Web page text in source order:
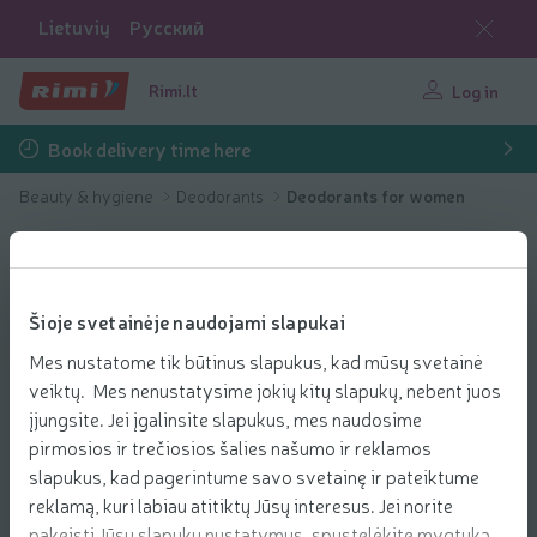
Šioje svetainėje naudojami slapukai
Mes nustatome tik būtinus slapukus, kad mūsų svetainė
veiktų. Mes nenustatysime jokių kitų slapukų, nebent juos
įjungsite. Jei įgalinsite slapukus, mes naudosime
pirmosios ir trečiosios šalies našumo ir reklamos
slapukus, kad pagerintume savo svetainę ir pateiktume
reklamą, kuri labiau atitiktų Jūsų interesus. Jei norite
Lietuvių Русский
Rimi.lt Log in
Book delivery time here
Beauty & hygiene Deodorants Deodorants for women